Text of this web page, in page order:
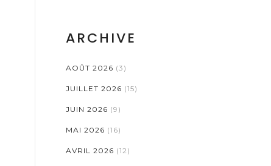
ARCHIVE
AOÛT 2026 (3)
JUILLET 2026 (15)
JUIN 2026 (9)
MAI 2026 (16)
AVRIL 2026 (12)